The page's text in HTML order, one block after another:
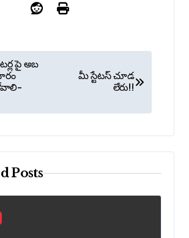
పై అబ
మీ స్టేటస్ చూడ
లేరు!!
Posts